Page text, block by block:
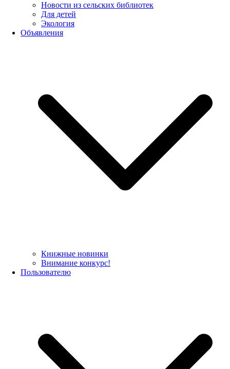
Новости из сельских библиотек
Для детей
Экология
Объявления
Книжные новинки
Внимание конкурс!
Пользователю